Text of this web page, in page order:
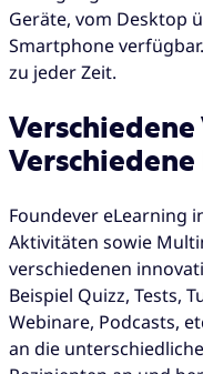
Geräte, vom Desktop
Smartphone
zu jeder Zeit.
Verschiedene
Foundever eLearning
Aktivitäten sowie
verschiedenen
Beispiel Quizz, Tests,
Webinare, Podcasts,
an die